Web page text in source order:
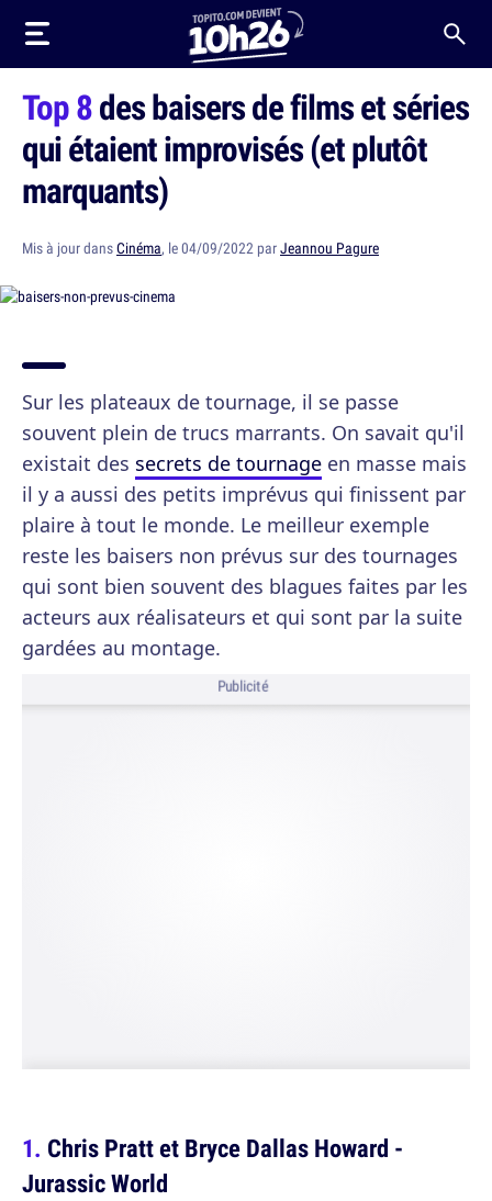
Top 8des baisers de films et séries
qui étaient improvisés (et plutôt
marquants)
Mis à jour dansCinéma, le 04/09/2022 parJeannou Pagure
Sur les plateaux de tournage, il se passe
souvent plein de trucs marrants. On savait qu'il
existait des secrets de tournage en masse mais
il y a aussi des petits imprévus qui finissent par
plaire à tout le monde. Le meilleur exemple
reste les baisers non prévus sur des tournages
qui sont bien souvent des blagues faites par les
acteurs aux réalisateurs et qui sont par la suite
gardées au montage.
Publicité
Chris Pratt et Bryce Dallas Howard -
Jurassic World